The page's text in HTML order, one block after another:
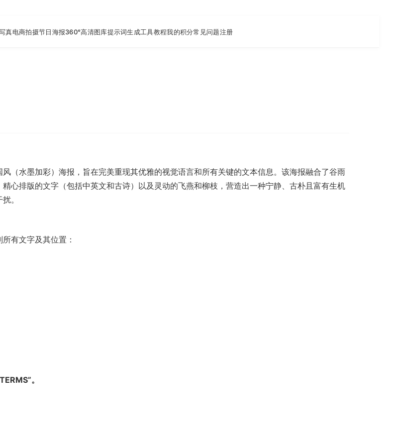
真电商拍摄节日海报360°高清图库提示词生成工具教程我的积分常见问题注册
（水墨加彩）海报，旨在完美重现其优雅的视觉语言和所有关键的文本信息。该海报融合了谷雨
心排版的文字（包括中英文和古诗）以及灵动的飞燕和柳枝，营造出一种宁静、古朴且富有生机
。
有文字及其位置：
。